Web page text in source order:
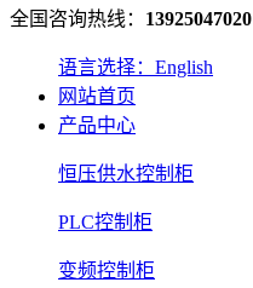
全国咨询热线： 13925047020
语言选择：English
网站首页
产品中心
恒压供水控制柜
PLC控制柜
变频控制柜